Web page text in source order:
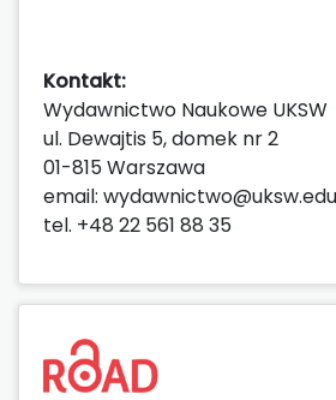
Kontakt:
Wydawnictwo Naukowe UKSW
ul. Dewajtis 5, domek nr 2
01-815 Warszawa
email:
tel. +48 22 561 88 35